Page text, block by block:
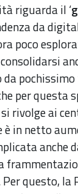
riguarda il ‘
da
poco
per questa
rivolge ai
in netto
anche
questo, la